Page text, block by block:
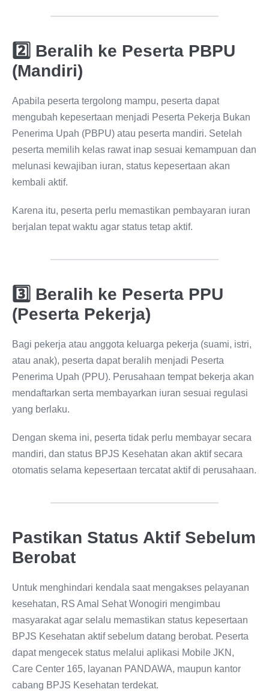
2️⃣ Beralih ke Peserta PBPU
(Mandiri)
Apabila peserta tergolong mampu, peserta dapat
mengubah kepesertaan menjadi Peserta Pekerja Bukan
Penerima Upah (PBPU) atau peserta mandiri. Setelah
peserta memilih kelas rawat inap sesuai kemampuan dan
melunasi kewajiban iuran, status kepesertaan akan
kembali aktif.
Karena itu, peserta perlu memastikan pembayaran iuran
berjalan tepat waktu agar status tetap aktif.
3️⃣ Beralih ke Peserta PPU
(Peserta Pekerja)
Bagi pekerja atau anggota keluarga pekerja (suami, istri,
atau anak), peserta dapat beralih menjadi Peserta
Penerima Upah (PPU). Perusahaan tempat bekerja akan
mendaftarkan serta membayarkan iuran sesuai regulasi
yang berlaku.
Dengan skema ini, peserta tidak perlu membayar secara
mandiri, dan status BPJS Kesehatan akan aktif secara
otomatis selama kepesertaan tercatat aktif di perusahaan.
Pastikan Status Aktif Sebelum
Berobat
Untuk menghindari kendala saat mengakses pelayanan
kesehatan, RS Amal Sehat Wonogiri mengimbau
masyarakat agar selalu memastikan status kepesertaan
BPJS Kesehatan aktif sebelum datang berobat. Peserta
dapat mengecek status melalui aplikasi Mobile JKN,
Care Center 165, layanan PANDAWA, maupun kantor
cabang BPJS Kesehatan terdekat.